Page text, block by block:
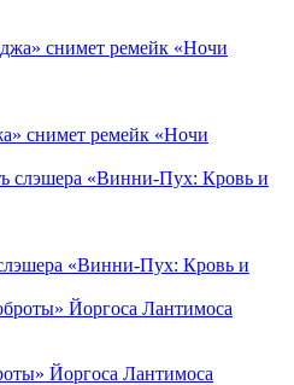
снимет ремейк «Ночи
«Винни-Пух: Кровь и
Йоргоса Лантимоса